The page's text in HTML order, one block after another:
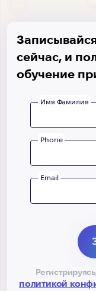
сейчас, и
обучение
Имя Фамилия
Phone
Email
политикой